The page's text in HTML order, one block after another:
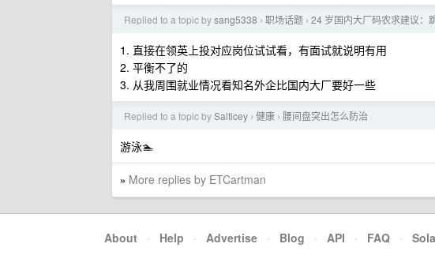
Replied to a topic bysang5338 › 职场话题 › 24 岁国内大厂码农求建议：
1. 直接在领英上投对应岗位试试看，有面试就说明有用
2. 平衡不了的
3. 从我周围就业情况看知名外企比国内大厂要好一些
Replied to a topic bySalticey › 健康 › 腰间盘突出怎么防治
游泳🏊
» More replies by ETCartman
About · Help · Advertise · Blog · API · FAQ ·